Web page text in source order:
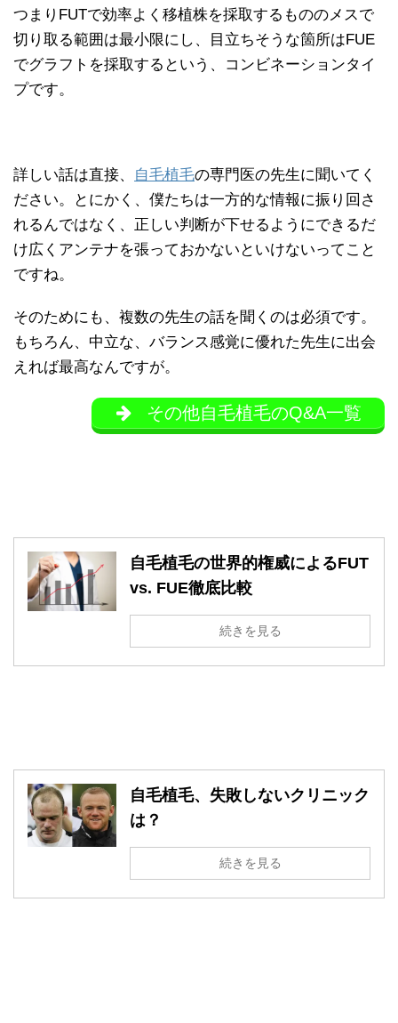
つまりFUTで効率よく移植株を採取するもののメスで
切り取る範囲は最小限にし、目立ちそうな箇所はFUE
でグラフトを採取するという、コンビネーションタイ
プです。
詳しい話は直接、 自毛植毛の専門医の先生に聞いてく
ださい。とにかく、僕たちは一方的な情報に振り回さ
れるんではなく、正しい判断が下せるようにできるだ
け広くアンテナを張っておかないといけないってこと
ですね。
そのためにも、複数の先生の話を聞くのは必須です。
もちろん、中立な、バランス感覚に優れた先生に出会
えれば最高なんですが。
その他自毛植毛のQ&A一覧
自毛植毛の世界的権威によるFUT
vs. FUE徹底比較
続きを見る
自毛植毛、失敗しないクリニック
は？
続きを見る